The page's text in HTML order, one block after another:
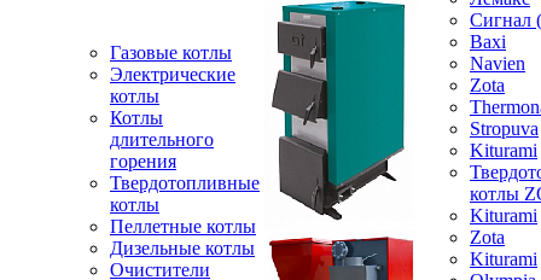
Газовые котлы
Электрические
котлы
Котлы
длительного
горения
Твердотопливные
котлы
Пеллетные котлы
Дизельные котлы
Очистители
Baxi
Navien
Zota
Stropuva
Kiturami
котлы
Kiturami
Zota
Kiturami